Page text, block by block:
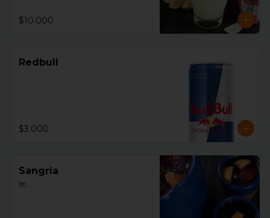
$10.000
Redbull
$3.000
Sangría
1lt.